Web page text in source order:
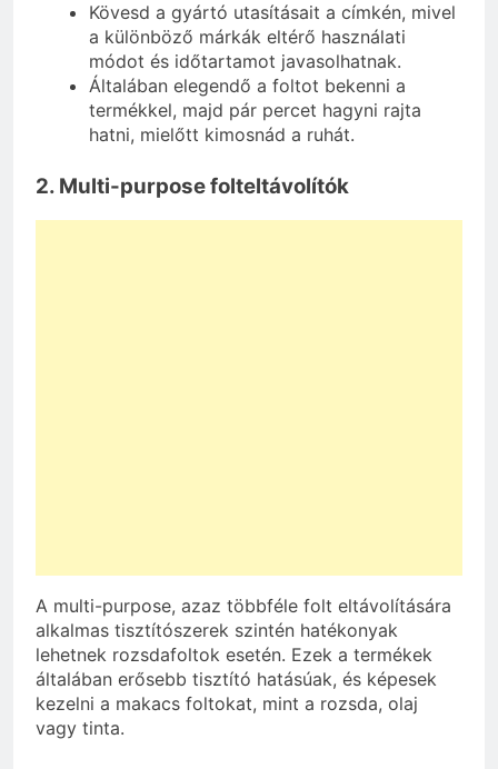
Kövesd a gyártó utasításait a címkén, mivel
a különböző márkák eltérő használati
módot és időtartamot javasolhatnak.
Általában elegendő a foltot bekenni a
termékkel, majd pár percet hagyni rajta
hatni, mielőtt kimosnád a ruhát.
2. Multi-purpose folteltávolítók
A multi-purpose, azaz többféle folt eltávolítására
alkalmas tisztítószerek szintén hatékonyak
lehetnek rozsdafoltok esetén. Ezek a termékek
általában erősebb tisztító hatásúak, és képesek
kezelni a makacs foltokat, mint a rozsda, olaj
vagy tinta.